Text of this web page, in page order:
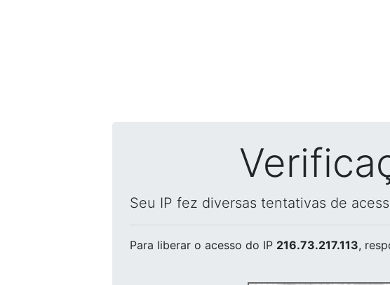
Seu IP fez diversas tentativas de
Para liberar o acesso do IP 216.73.217.113,